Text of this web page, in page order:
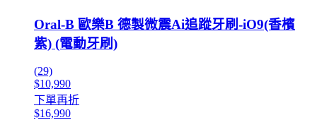
Oral-B 歐樂B 德製微震Ai追蹤牙刷-iO9(香檳
紫) (電動牙刷)
(29)
$10,990
下單再折
$16,990